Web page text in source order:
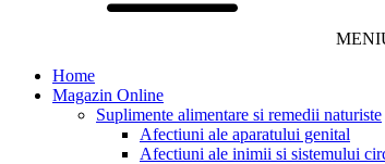
Home
Magazin Online
Suplimente alimentare si remedii naturiste
Afectiuni ale aparatului genital
Afectiuni ale inimii si sistemului